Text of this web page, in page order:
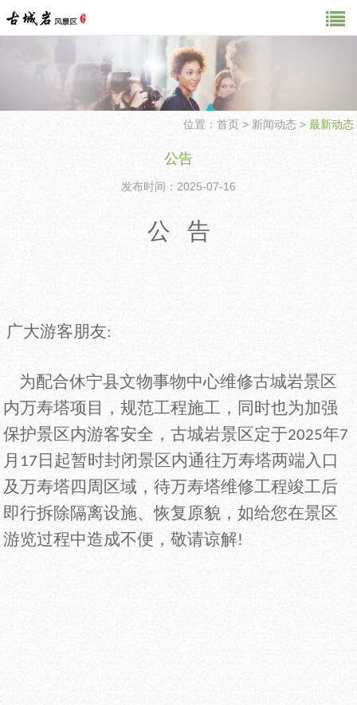
位置： 首页 > 新闻动态> 最新动态
公告
发布时间：2025-07-16
公 告
广大游客朋友:
为配合休宁县文物事物中心维修古城岩景区
内万寿塔项目，规范工程施工，同时也为加强
保护景区内游客安全，古城岩景区定于2025年7
月 17 日起暂时封闭景区内通往万寿塔两端入口
及万寿塔四周区域，待万寿塔维修工程竣工后
即行拆除隔离设施、恢复原貌，如给您在景区
游览过程中造成不便，敬请谅解!